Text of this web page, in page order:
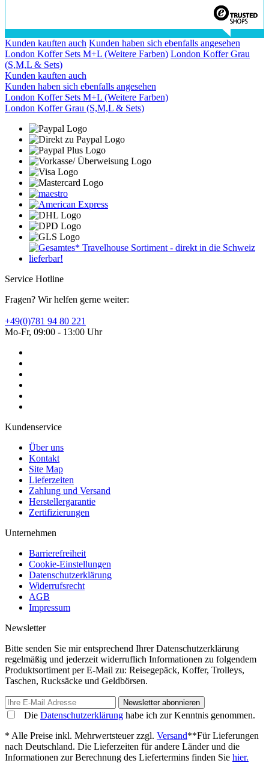
Kunden kauften auch Kunden haben sich ebenfalls angesehen
London Koffer Sets M+L (Weitere Farben) London Koffer Grau
(S,M,L & Sets)
Kunden kauften auch
Kunden haben sich ebenfalls angesehen
London Koffer Sets M+L (Weitere Farben)
London Koffer Grau (S,M,L & Sets)
Service Hotline
Fragen? Wir helfen gerne weiter:
+49(0)781 94 80 221
Mo-Fr, 09:00 - 13:00 Uhr
Kundenservice
Über uns
Kontakt
Site Map
Lieferzeiten
Zahlung und Versand
Herstellergarantie
Zertifizierungen
Unternehmen
Barrierefreiheit
Cookie-Einstellungen
Datenschutzerklärung
Widerrufsrecht
AGB
Impressum
Newsletter
Bitte senden Sie mir entsprechend Ihrer Datenschutzerklärung
regelmäßig und jederzeit widerruflich Informationen zu folgendem
Produktsortiment per E-Mail zu: Reisegepäck, Koffer, Trolleys,
Taschen, Rucksäcke und Geldbörsen.
Newsletter abonnieren
Die Datenschutzerklärung habe ich zur Kenntnis genommen.
* Alle Preise inkl. Mehrwertsteuer zzgl. Versand**Für Lieferungen
nach Deutschland. Die Lieferzeiten für andere Länder und die
Informationen zur Berechnung des Liefertermins finden Sie hier.